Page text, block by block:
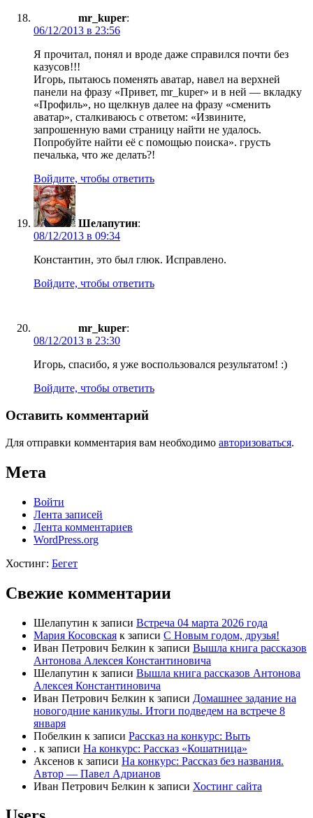
mr_kuper:
06/12/2013 в 23:56
Я прочитал, понял и вроде даже справился почти без
казусов!!!
Игорь, пытаюсь поменять аватар, навел на верхней
панели на фразу «Привет, mr_kuper» и в ней — вкладку
«Профиль», но щелкнув далее на фразу «сменить
аватар», сталкиваюсь с ответом: «Извините,
запрошенную вами страницу найти не удалось.
Попробуйте найти её с помощью поиска». грусть
печалька, что же делать?!
Войдите, чтобы ответить
Шелапутин:
08/12/2013 в 09:34
Константин, это был глюк. Исправлено.
Войдите, чтобы ответить
mr_kuper:
08/12/2013 в 23:30
Игорь, спасибо, я уже воспользовался результатом! :)
Войдите, чтобы ответить
Оставить комментарий
Для отправки комментария вам необходимо авторизоваться.
Мета
Войти
Лента записей
Лента комментариев
WordPress.org
Хостинг: Бегет
Свежие комментарии
Шелапутин к записи Встреча 04 марта 2026 года
Мария Косовская к записи С Новым годом, друзья!
Иван Петрович Белкин к записи Вышла книга рассказов
Антонова Алексея Константиновича
Шелапутин к записи Вышла книга рассказов Антонова
Алексея Константиновича
Иван Петрович Белкин к записи Домашнее задание на
новогодние каникулы. Итоги подведем на встрече 8
января
Побелкин к записи Рассказ на конкурс: Выть
. к записи На конкурс: Рассказ «Кошатница»
Аксенов к записи На конкурс: Рассказ без названия.
Автор — Павел Адрианов
Иван Петрович Белкин к записи Хостинг сайта